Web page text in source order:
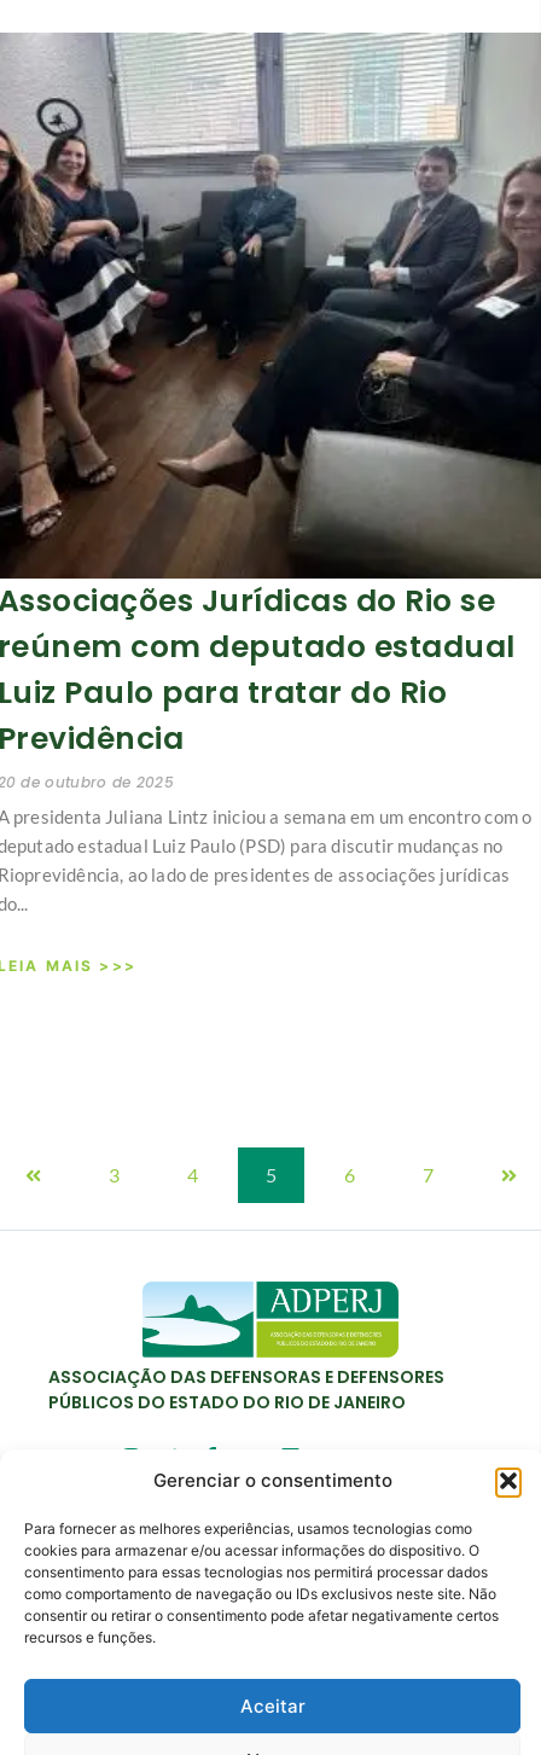
Gerenciar o consentimento
Para fornecer as melhores experiências, usamos tecnologias como
cookies para armazenar e/ou acessar informações do dispositivo. O
consentimento para essas tecnologias nos permitirá processar dados
como comportamento de navegação ou IDs exclusivos neste site. Não
consentir ou retirar o consentimento pode afetar negativamente certos
recursos e funções.
Aceitar
Jurídicas do Rio se
com deputado estadual
Paulo para tratar do Rio
de outubro de 2025
presidenta Juliana Lintz iniciou a semana em um encontro com o
estadual Luiz Paulo (PSD) para discutir mudanças no
ao lado de presidentes de associações jurídicas
MAIS >>>
3 4 5 6 7
ASSOCIAÇÃO DAS DEFENSORAS E DEFENSORES
PÚBLICOS DO ESTADO DO RIO DE JANEIRO
Contato
adperj@adperj.com.br
(21) 2220-6022
Janeiro - RJ - CEP: 20011-020